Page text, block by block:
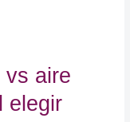
vs aire
elegir